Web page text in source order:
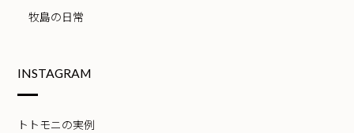
牧島の日常
INSTAGRAM
トトモニの実例